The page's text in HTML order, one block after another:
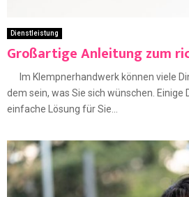
Dienstleistung
Großartige Anleitung zum
Im Klempnerhandwerk können viele
dem sein, was Sie sich wünschen. Einige
einfache Lösung für Sie...